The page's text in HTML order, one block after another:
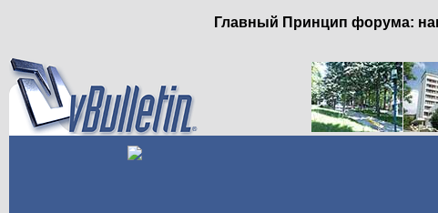
Главный Принцип форума: